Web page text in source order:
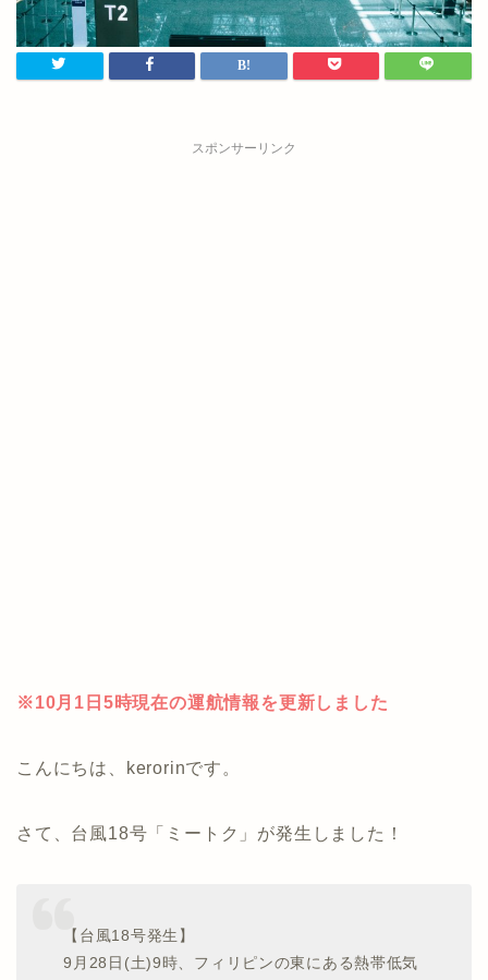
スポンサーリンク
※10月1日5時現在の運航情報を更新しました
こんにちは、kerorinです。
さて、台風18号「ミートク」が発生しました！
【台風18号発生】
9月28日(土)9時、フィリピンの東にある熱帯低気